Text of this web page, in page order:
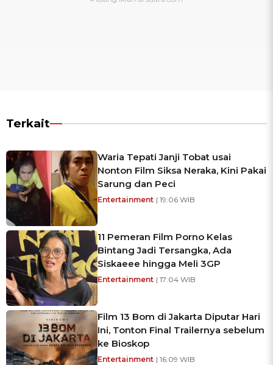
Terkait
Waria Tepati Janji Tobat usai
Nonton Film Siksa Neraka, Kini Pakai
Sarung dan Peci
Entertainment | 19:06 WIB
11 Pemeran Film Porno Kelas
Bintang Jadi Tersangka, Ada
Siskaeee hingga Meli 3GP
Entertainment | 17:04 WIB
Film 13 Bom di Jakarta Diputar Hari
Ini, Tonton Final Trailernya sebelum
ke Bioskop
Entertainment | 16:09 WIB